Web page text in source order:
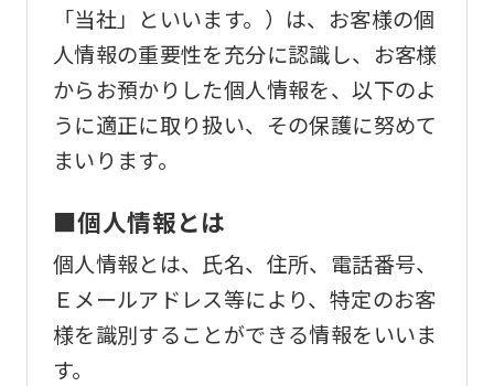
「当社」といいます。）は、お客様の個
人情報の重要性を充分に認識し、お客様
からお預かりした個人情報を、以下のよ
うに適正に取り扱い、その保護に努めて
まいります。
■個人情報とは
個人情報とは、氏名、住所、電話番号、
Ｅメールアドレス等により、特定のお客
様を識別することができる情報をいいま
す。